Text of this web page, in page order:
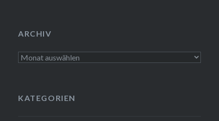
ARCHIV
Archiv
KATEGORIEN